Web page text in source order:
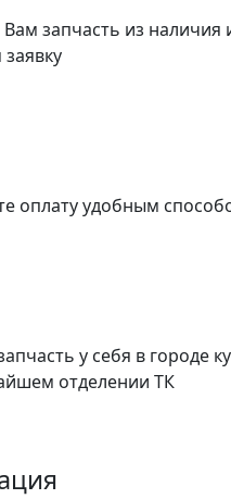
запчасть из наличия
оплату удобным
у себя в городе
отделении ТК